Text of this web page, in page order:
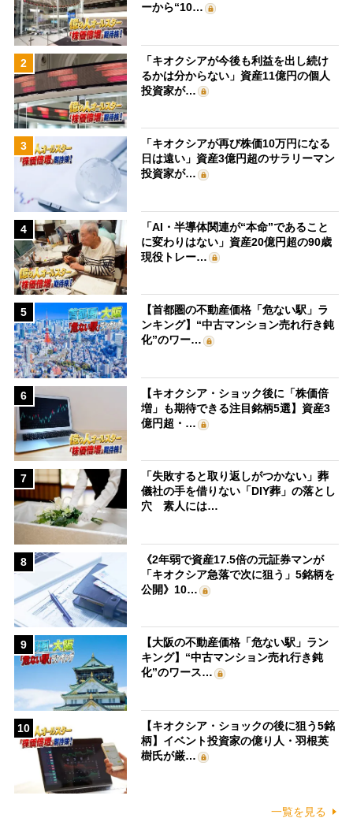
ーから“10…
2
「キオクシアが今後も利益を出し続け
るかは分からない」資産11億円の個人
投資家が…
3
「キオクシアが再び株価10万円になる
日は遠い」資産3億円超のサラリーマン
投資家が…
4
「AI・半導体関連が“本命”であること
に変わりはない」資産20億円超の90歳
現役トレー…
5
【首都圏の不動産価格「危ない駅」ラ
ンキング】“中古マンション売れ行き鈍
化”のワー…
6
【キオクシア・ショック後に「株価倍
増」も期待できる注目銘柄5選】資産3
億円超・…
7
「失敗すると取り返しがつかない」葬
儀社の手を借りない「DIY葬」の落とし
穴 素人には…
8
《2年弱で資産17.5倍の元証券マンが
「キオクシア急落で次に狙う」5銘柄を
公開》10…
9
【大阪の不動産価格「危ない駅」ラン
キング】“中古マンション売れ行き鈍
化”のワース…
10
【キオクシア・ショックの後に狙う5銘
柄】イベント投資家の億り人・羽根英
樹氏が厳…
一覧を見る